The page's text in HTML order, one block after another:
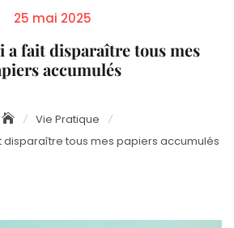
Posted
25 mai 2025
a fait disparaître tous mes
accumulés
Vie Pratique
disparaître tous mes papiers accumulés